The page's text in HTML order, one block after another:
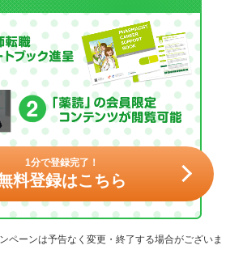
ペーンは予告なく変更・終了する場合がございま
1分で登録完了！
料登録はこちら